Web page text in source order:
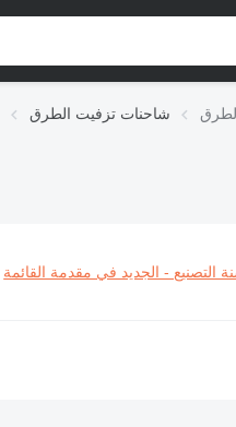
شاحنات تزفيت الطرق
التصنيع - الجديد في مقدمة القائمة